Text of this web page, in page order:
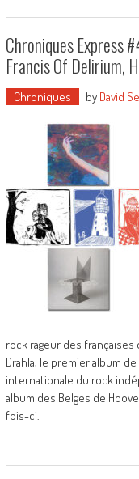
Chroniques Express
Francis Of Delirium,
Chroniques by David
rock rageur des françaises
Drahla, le premier album
internationale du rock
album des Belges de
fois-ci.